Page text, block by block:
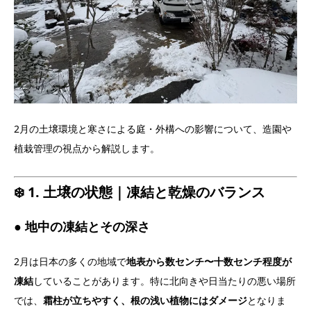
2月の土壌環境と寒さによる庭・外構への影響について、造園や
植栽管理の視点から解説します。
❄️ 1. 土壌の状態｜凍結と乾燥のバランス
● 地中の凍結とその深さ
2月は日本の多くの地域で地表から数センチ〜十数センチ程度が
凍結していることがあります。特に北向きや日当たりの悪い場所
では、 霜柱が立ちやすく、根の浅い植物にはダメージとなりま